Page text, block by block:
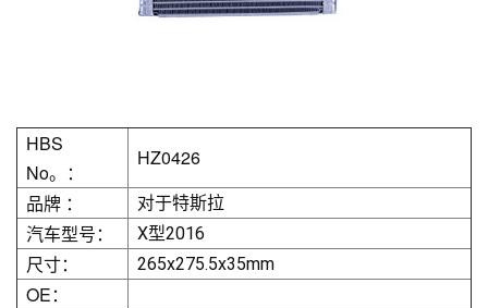
HBS
No。：
HZ0426
品牌 ：
对于特斯拉
汽车型号： X型2016
尺寸： 265x275.5x35mm
OE：